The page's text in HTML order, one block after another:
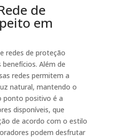
de
em
redes de proteção
Além de
redes permitem a
natural, mantendo o
ponto positivo é a
disponíveis, que
de acordo com o estilo
podem desfrutar